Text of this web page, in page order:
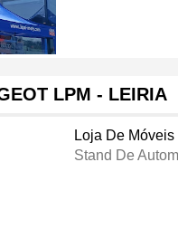
LPM - LEIRIA
Loja De Móveis
Stand De